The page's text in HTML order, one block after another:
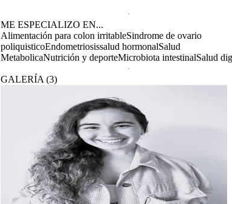
ME ESPECIALIZO EN...
Alimentación para colon irritableSindrome de ovario
poliquisticoEndometriosissalud hormonalSalud
MetabolicaNutrición y deporteMicrobiota intestinalSalud
GALERÍA (3)